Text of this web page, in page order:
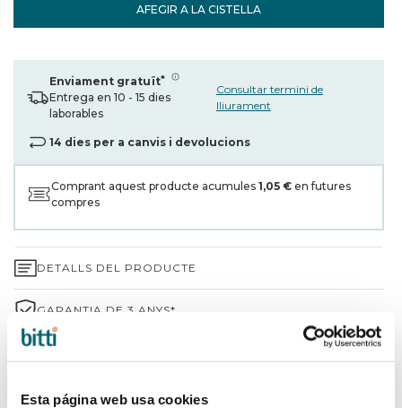
Esta página web usa cookies
AFEGIR A LA CISTELLA
Enviament gratuït*
Entrega en 10 - 15 dies
laborables
Consultar termini de
lliurament
14 dies per a canvis i devolucions
Comprant aquest producte acumules 1,05 € en futures
compres
DETALLS DEL PRODUCTE
GARANTIA DE 3 ANYS*
PER QUÈ TRIAR BITTI?